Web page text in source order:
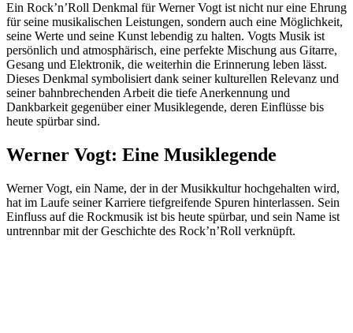
Ein Rock’n’Roll Denkmal für Werner Vogt ist nicht nur eine Ehrung
für seine musikalischen Leistungen, sondern auch eine Möglichkeit,
seine Werte und seine Kunst lebendig zu halten. Vogts Musik ist
persönlich und atmosphärisch, eine perfekte Mischung aus Gitarre,
Gesang und Elektronik, die weiterhin die Erinnerung leben lässt.
Dieses Denkmal symbolisiert dank seiner kulturellen Relevanz und
seiner bahnbrechenden Arbeit die tiefe Anerkennung und
Dankbarkeit gegenüber einer Musiklegende, deren Einflüsse bis
heute spürbar sind.
Werner Vogt: Eine Musiklegende
Werner Vogt, ein Name, der in der Musikkultur hochgehalten wird,
hat im Laufe seiner Karriere tiefgreifende Spuren hinterlassen. Sein
Einfluss auf die Rockmusik ist bis heute spürbar, und sein Name ist
untrennbar mit der Geschichte des Rock’n’Roll verknüpft.